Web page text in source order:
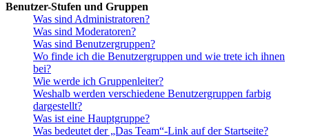
Benutzer-Stufen und Gruppen
Was sind Administratoren?
Was sind Moderatoren?
Was sind Benutzergruppen?
Wo finde ich die Benutzergruppen und wie trete ich ihnen
bei?
Wie werde ich Gruppenleiter?
Weshalb werden verschiedene Benutzergruppen farbig
dargestellt?
Was ist eine Hauptgruppe?
Was bedeutet der „Das Team“-Link auf der Startseite?